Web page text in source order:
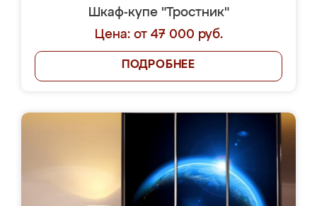
Шкаф-купе "Тростник"
Цена: от 47 000 руб.
ПОДРОБНЕЕ